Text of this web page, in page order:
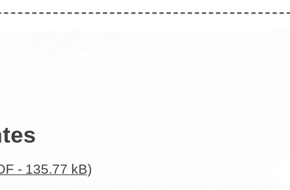
- 135.77 kB)